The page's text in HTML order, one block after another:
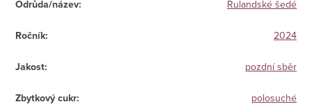
Odrůda/název: Rulandské šedé
Ročník: 2024
Jakost: pozdní sběr
Zbytkový cukr: polosuché